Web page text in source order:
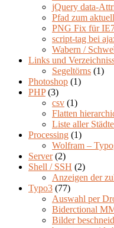
jQuery data-
Pfad zum
PNG Fix für
script-tag bei
Wabern /
Links und
Segeltörns (1)
Photoshop (1)
PHP(3)
csv (1)
Flatten
Liste aller
Processing (1)
Wolfram –
Server(2)
Shell / SSH (2)
Anzeigen der
Typo3 (77)
Auswahl per
Biderctional
Bilder